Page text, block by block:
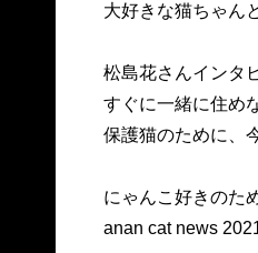
大好きな猫ちゃん
松島花さんインタ
すぐに一緒に住め
保護猫のために、
にゃんこ好きのた
anan cat news